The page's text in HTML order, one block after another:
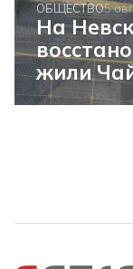
ОБЩЕСТВО5
На
жили